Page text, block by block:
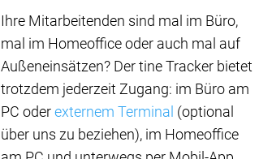
Ihre Mitarbeitenden sind mal im Büro,
mal im Homeoffice oder auch mal auf
Außeneinsätzen? Der tine Tracker bietet
trotzdem jederzeit Zugang: im Büro am
PC oderexternem Terminal (optional
über uns zu beziehen), im Homeoffice